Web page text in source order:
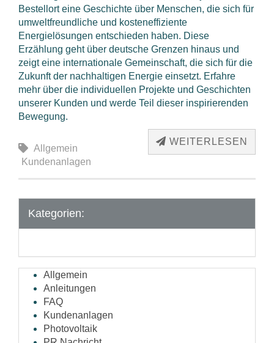
Bestellort eine Geschichte über Menschen, die sich für
umweltfreundliche und kosteneffiziente
Energielösungen entschieden haben. Diese
Erzählung geht über deutsche Grenzen hinaus und
zeigt eine internationale Gemeinschaft, die sich für die
Zukunft der nachhaltigen Energie einsetzt. Erfahre
mehr über die individuellen Projekte und Geschichten
unserer Kunden und werde Teil dieser inspirierenden
Bewegung.
WEITERLESEN
Allgemein
Kundenanlagen
Kategorien:
Allgemein
Anleitungen
FAQ
Kundenanlagen
Photovoltaik